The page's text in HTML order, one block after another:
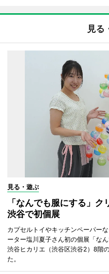
見る
見る・遊ぶ
「なんでも服にする」ク
渋谷で初個展
カプセルトイやキッチンペーパー
ーター塩川夏子さん初の個展「な
渋谷ヒカリエ（渋谷区渋谷2）8階
た。